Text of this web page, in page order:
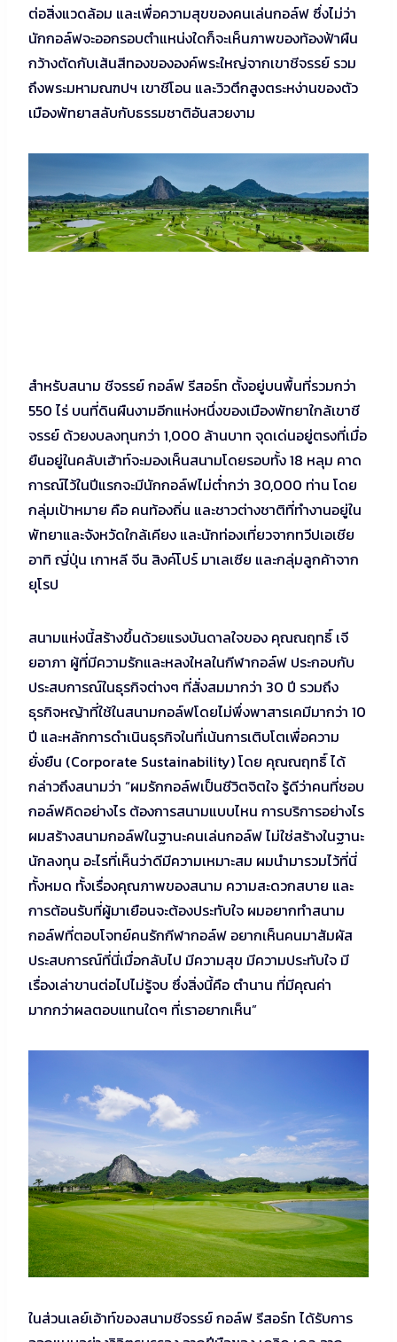
ต่อสิ่งแวดล้อม และเพื่อความสุขของคนเล่นกอล์ฟ ซึ่งไม่ว่า
นักกอล์ฟจะออกรอบตำแหน่งใดก็จะเห็นภาพของท้องฟ้าผืน
กว้างตัดกับเส้นสีทองขององค์พระใหญ่จากเขาชีจรรย์ รวม
ถึงพระมหามณฑปฯ เขาชีโอน และวิวตึกสูงตระหง่านของตัว
เมืองพัทยาสลับกับธรรมชาติอันสวยงาม
สำหรับสนาม ชีจรรย์ กอล์ฟ รีสอร์ท ตั้งอยู่บนพื้นที่รวมกว่า
550 ไร่ บนที่ดินผืนงามอีกแห่งหนึ่งของเมืองพัทยาใกล้เขาชี
จรรย์ ด้วยงบลงทุนกว่า 1,000 ล้านบาท จุดเด่นอยู่ตรงที่เมื่อ
ยืนอยู่ในคลับเฮ้าท์จะมองเห็นสนามโดยรอบทั้ง 18 หลุม คาด
การณ์ไว้ในปีแรกจะมีนักกอล์ฟไม่ต่ำกว่า 30,000 ท่าน โดย
กลุ่มเป้าหมาย คือ คนท้องถิ่น และชาวต่างชาติที่ทำงานอยู่ใน
พัทยาและจังหวัดใกล้เคียง และนักท่องเที่ยวจากทวีปเอเชีย
อาทิ ญี่ปุ่น เกาหลี จีน สิงค์โปร์ มาเลเซีย และกลุ่มลูกค้าจาก
ยุโรป
สนามแห่งนี้สร้างขึ้นด้วยแรงบันดาลใจของ คุณณฤทธิ์ เจี
ยอาภา ผู้ที่มีความรักและหลงใหลในกีฬากอล์ฟ ประกอบกับ
ประสบการณ์ในธุรกิจต่างๆ ที่สั่งสมมากว่า 30 ปี รวมถึง
ธุรกิจหญ้าที่ใช้ในสนามกอล์ฟโดยไม่พึ่งพาสารเคมีมากว่า 10
ปี และหลักการดำเนินธุรกิจในที่เน้นการเติบโตเพื่อความ
ยั่งยืน (Corporate Sustainability) โดย คุณณฤทธิ์ ได้
กล่าวถึงสนามว่า “ผมรักกอล์ฟเป็นชีวิตจิตใจ รู้ดีว่าคนที่ชอบ
กอล์ฟคิดอย่างไร ต้องการสนามแบบไหน การบริการอย่างไร
ผมสร้างสนามกอล์ฟในฐานะคนเล่นกอล์ฟ ไม่ใช่สร้างในฐานะ
นักลงทุน อะไรที่เห็นว่าดีมีความเหมาะสม ผมนำมารวมไว้ที่นี่
ทั้งหมด ทั้งเรื่องคุณภาพของสนาม ความสะดวกสบาย และ
การต้อนรับที่ผู้มาเยือนจะต้องประทับใจ ผมอยากทำสนาม
กอล์ฟที่ตอบโจทย์คนรักกีฬากอล์ฟ อยากเห็นคนมาสัมผัส
ประสบการณ์ที่นี่เมื่อกลับไป มีความสุข มีความประทับใจ มี
เรื่องเล่าขานต่อไปไม่รู้จบ ซึ่งสิ่งนี้คือ ตำนาน ที่มีคุณค่า
มากกว่าผลตอบแทนใดๆ ที่เราอยากเห็น”
ในส่วนเลย์เอ้าท์ของสนามชีจรรย์ กอล์ฟ รีสอร์ท ได้รับการ